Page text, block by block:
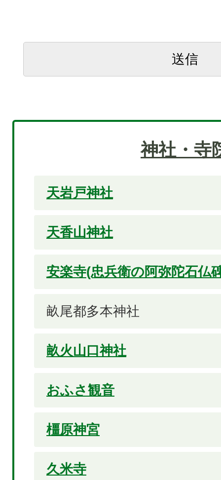
神社・寺
天岩戸神社
天香山神社
安楽寺(忠兵衛の阿弥陀石仏
畝尾都多本神社
畝火山口神社
おふさ観音
橿原神宮
久米寺